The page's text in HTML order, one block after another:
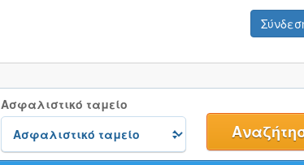
Ασφαλιστικό ταμείο